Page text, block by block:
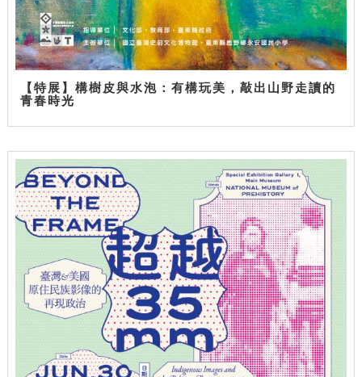
【特展】構樹皮與水泡：有構玩美，敲出山野走讀的
青春時光